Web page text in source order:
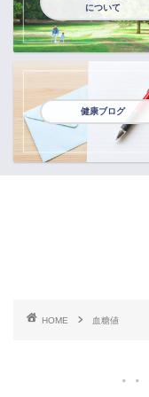
について
健康ブログ
HOME 血糖値